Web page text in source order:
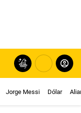
Jorge Messi Dólar